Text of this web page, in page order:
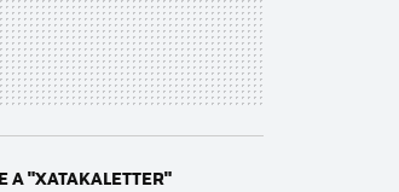
A "XATAKALETTER"